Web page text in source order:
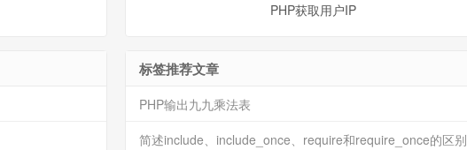
PHP获取用户IP
标签推荐文章
PHP输出九九乘法表
简述include、include_once、require和require_once的区别